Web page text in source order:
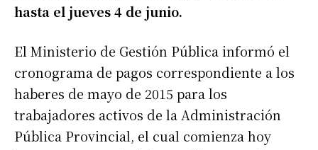
hasta el jueves 4 de junio.
El Ministerio de Gestión Pública informó el
cronograma de pagos correspondiente a los
haberes de mayo de 2015 para los
trabajadores activos de la Administración
Pública Provincial, el cual comienza hoy